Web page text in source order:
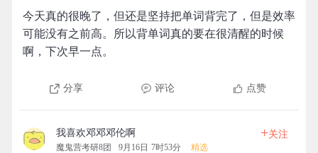
今天真的很晚了，但还是坚持把单词背完了，但是效率
可能没有之前高。所以背单词真的要在很清醒的时候
啊，下次早一点。
分享 评论 点赞
我喜欢邓邓邓伦啊
魔鬼营考研8团 9月16日 7时53分 精选
+关注